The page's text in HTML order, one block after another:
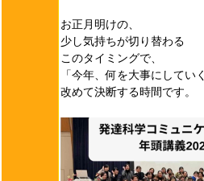
お正月明けの、
少し気持ちが切り替わる
このタイミングで、
「今年、何を大事にしてい
改めて決断する時間です。